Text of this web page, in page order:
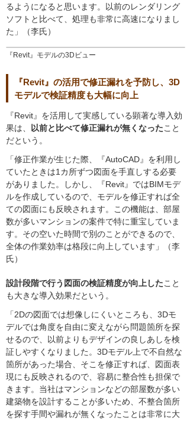
『Revit』モデルの3Dビュー
るようになると思います。以前のレンダリング
ソフトと比べて、処理も非常に高速になりまし
た」（李氏）
『Revit』の活用で修正漏れを予防し、3D
モデルで検証精度も大幅に向上
『Revit』を活用して実感している顕著な導入効
果は、
以前と比べて修正漏れが無くなったこと
だという。
「修正作業が生じた際、『AutoCAD』を利用し
ていたときは1カ所ずつ図面を手直しする必要
がありました。しかし、『Revit』ではBIMモデ
ルを作成しているので、モデルを修正すれば全
ての図面にも反映されます。この機能は、部屋
数が多いマンションの案件で特に重宝していま
す。その空いた時間で別のことができるので、
全体の作業効率は格段に向上しています」（李
氏）
設計段階で行う図面の検証精度が向上したこと
も大きな導入効果だという。
「2Dの図面では想像しにくいところも、3Dモ
デルでは角度を自由に変えながら問題箇所を探
せるので、以前よりもデザインの良しあしを検
証しやすくなりました。3Dモデル上で不自然な
箇所があった場合、そこを修正すれば、図面表
現にも反映されるので、容易に整合性も担保で
きます。当社はマンションなどの部屋数が多い
建築物を設計することが多いため、不整合箇所
を探す手間や漏れが無くなったことは非常に大